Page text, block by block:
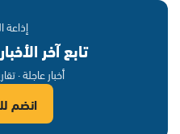
تابع آخر
أخبار عاجلة ·
انضم